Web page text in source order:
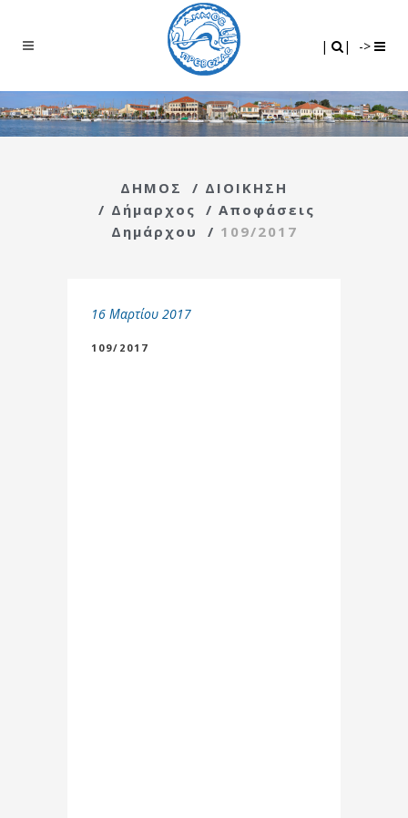
| | ->
ΔΗΜΟΣ / ΔΙΟΙΚΗΣΗ
/ Δήμαρχος / Αποφάσεις
Δημάρχου
/ 109/2017
16 Μαρτίου 2017
109/2017